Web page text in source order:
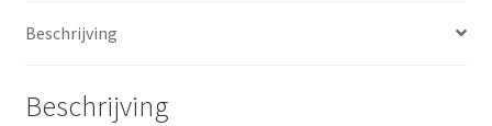
Beschrijving
Beschrijving